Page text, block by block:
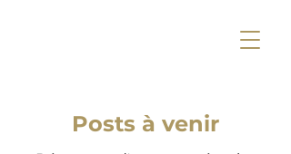
Posts à venir